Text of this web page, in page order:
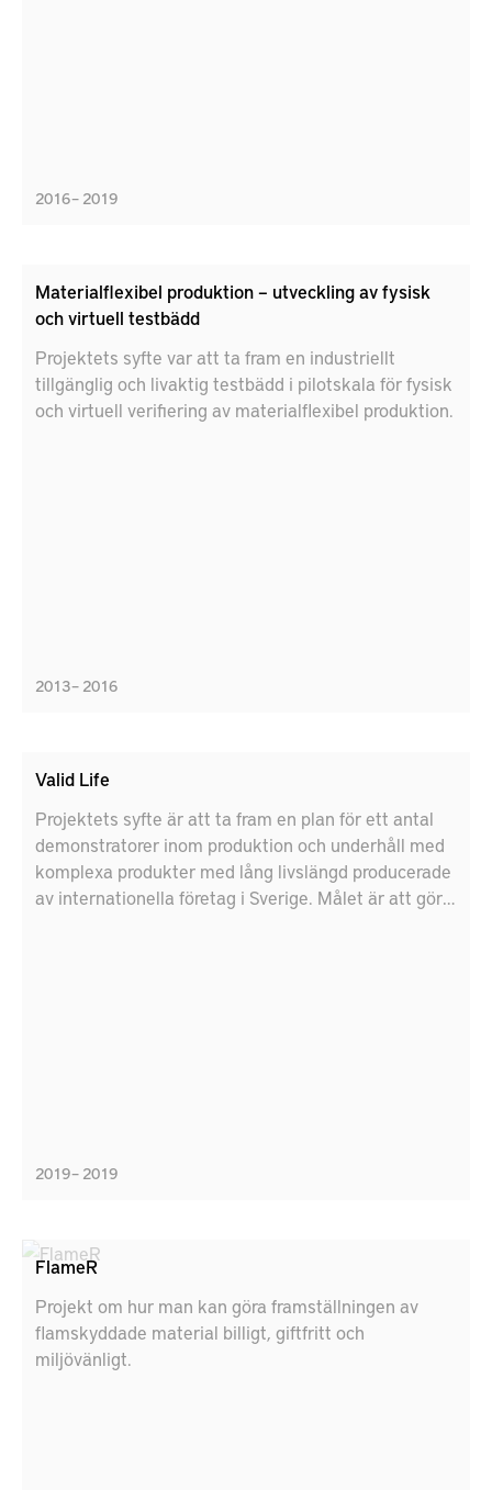
2016 – 2019
Materialflexibel produktion – utveckling av fysisk
och virtuell testbädd
Projektets syfte var att ta fram en industriellt
tillgänglig och livaktig testbädd i pilotskala för fysisk
och virtuell verifiering av materialflexibel produktion.
2013 – 2016
Valid Life
Projektets syfte är att ta fram en plan för ett antal
demonstratorer inom produktion och underhåll med
komplexa produkter med lång livslängd producerade
av internationella företag i Sverige. Målet är att göra
2019 – 2019
FlameR
Projekt om hur man kan göra framställningen av
flamskyddade material billigt, giftfritt och
miljövänligt.